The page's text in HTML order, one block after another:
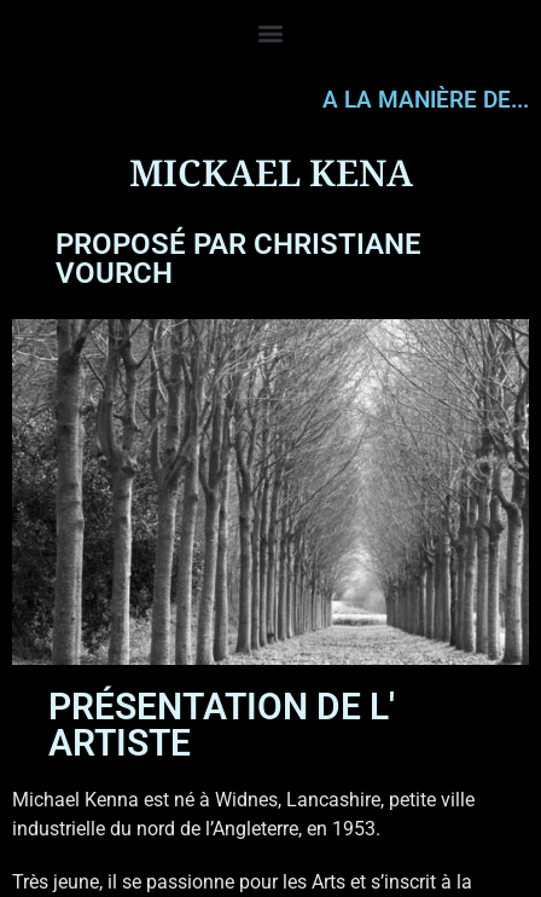
A LA MANIÈRE DE...
MICKAEL KENA
PROPOSÉ PAR CHRISTIANE
VOURCH
PRÉSENTATION DE L'
ARTISTE
Michael Kenna est né à Widnes, Lancashire, petite ville
industrielle du nord de l’Angleterre, en 1953.
Très jeune, il se passionne pour les Arts et s’inscrit à la